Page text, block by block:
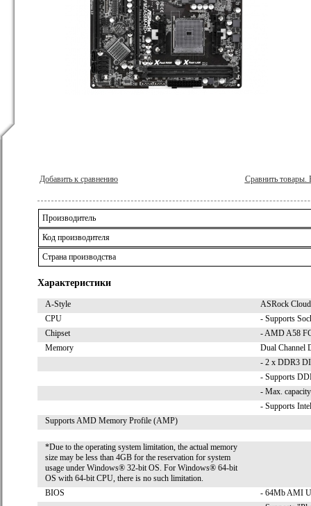
Добавить к сравнению Сравнить
Производитель
Код производителя
Страна производства
Характеристики
A-Style
ASRock Cloud
CPU
- Supports
Chipset
- AMD A58
Memory
Dual Channel
- 2 x DDR3
- Supports
- Max.
- Supports
Supports AMD Memory Profile (AMP)
*Due to the operating system limitation, the actual memory
size may be less than 4GB for the reservation for system
usage under Windows® 32-bit OS. For Windows® 64-bit
OS with 64-bit CPU, there is no such limitation.
BIOS
- 64Mb AMI